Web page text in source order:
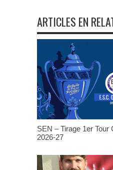
ARTICLES EN
SEN – Tirage 1er Tour
2026-27